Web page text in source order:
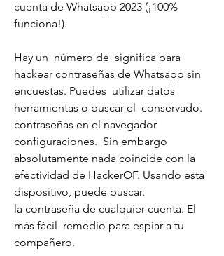
cuenta de Whatsapp 2023 (¡100%
funciona!).
Hay un  número de  significa para
hackear contraseñas de Whatsapp sin
encuestas. Puedes  utilizar datos
herramientas o buscar el  conservado.
contraseñas en el navegador
configuraciones.  Sin embargo
absolutamente nada coincide con la
efectividad de HackerOF. Usando esta
dispositivo, puede buscar.
la contraseña de cualquier cuenta. El
más fácil  remedio para espiar a tu
compañero.